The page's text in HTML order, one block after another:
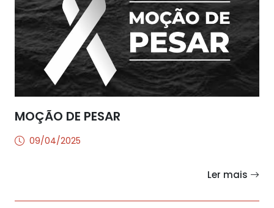
MOÇÃO DE PESAR
09/04/2025
Ler mais